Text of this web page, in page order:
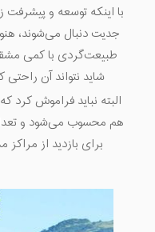
با اینکه توسعه و
جدیت دنبال می‌شوند،
طبیعت‌گردی با کمی
شاید نتواند آن راحتی
البته نباید فراموش
هم محسوب می‌شود و
برای بازدید از